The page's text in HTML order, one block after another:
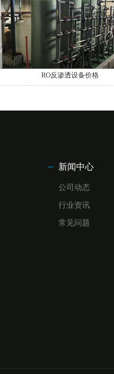
RO反渗透设备价格
新闻中心
公司动态
行业资讯
常见问题